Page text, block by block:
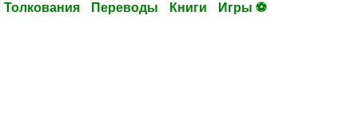
Толкования Переводы Книги Игры ⚽